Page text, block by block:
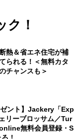
ク！
熱＆省エネ住宅が補
られる！＜無料カタ
チャンスも＞
ゼント】Jackery「Exp
リーブロッサム／Tur
無料会員登録・S